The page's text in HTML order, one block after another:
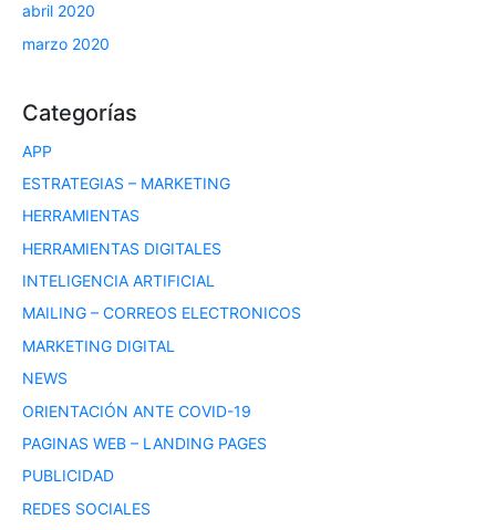
abril 2020
marzo 2020
Categorías
APP
ESTRATEGIAS – MARKETING
HERRAMIENTAS
HERRAMIENTAS DIGITALES
INTELIGENCIA ARTIFICIAL
MAILING – CORREOS ELECTRONICOS
MARKETING DIGITAL
NEWS
ORIENTACIÓN ANTE COVID-19
PAGINAS WEB – LANDING PAGES
PUBLICIDAD
REDES SOCIALES